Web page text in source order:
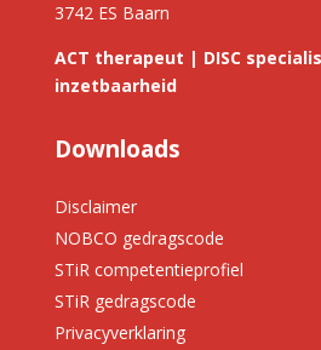
3742 ES Baarn
ACT therapeut | DISC
inzetbaarheid
Downloads
Disclaimer
NOBCO gedragscode
STiR competentieprofiel
STiR gedragscode
Privacyverklaring